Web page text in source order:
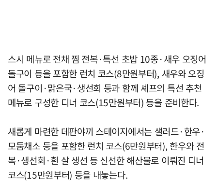
스시 메뉴로 전채 찜 전복·특선 초밥 10종·새우 오징어
돌구이 등을 포함한 런치 코스(8만원부터), 새우와 오징
어 돌구이·맑은국·생선회 등과 함께 셰프의 특선 추천
메뉴로 구성한 디너 코스(15만원부터) 등을 준비한다.
새롭게 마련한 데판야끼 스테이지에서는 샐러드·한우·
모둠채소 등을 포함한 런치 코스(6만원부터), 한우와 전
복·생선회·흰 살 생선 등 신선한 해산물로 이뤄진 디너
코스(15만원부터) 등을 내놓는다.